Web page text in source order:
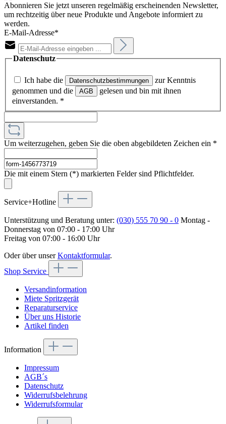
Abonnieren Sie jetzt unseren regelmäßig erscheinenden Newsletter,
um rechtzeitig über neue Produkte und Angebote informiert zu
werden.
E-Mail-Adresse*
Datenschutz
Ich habe die Datenschutzbestimmungen
zur Kenntnis
genommen und die
AGB
gelesen und bin mit ihnen
einverstanden. *
Um weiterzugehen, geben Sie die oben abgebildeten Zeichen ein *
Die mit einem Stern (*) markierten Felder sind Pflichtfelder.
Service+Hotline
Unterstützung und Beratung unter: (030) 555 70 90 - 0 Montag -
Donnerstag von 07:00 - 17:00 Uhr
Freitag von 07:00 - 16:00 Uhr
Oder über unserKontaktformular.
Shop Service
Versandinformation
Miete Spritzgerät
Reparaturservice
Über uns Historie
Artikel finden
Information
Impressum
AGB´s
Datenschutz
Widerrufsbelehrung
Widerrufsformular